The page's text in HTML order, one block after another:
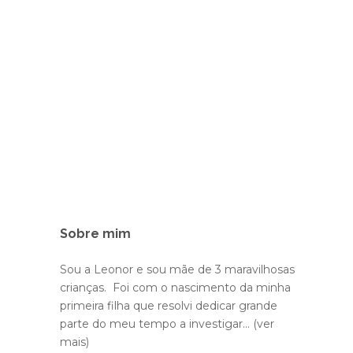
Sobre mim
Sou a Leonor e sou mãe de 3 maravilhosas
crianças. Foi com o nascimento da minha
primeira filha que resolvi dedicar grande
parte do meu tempo a investigar... (ver
mais)